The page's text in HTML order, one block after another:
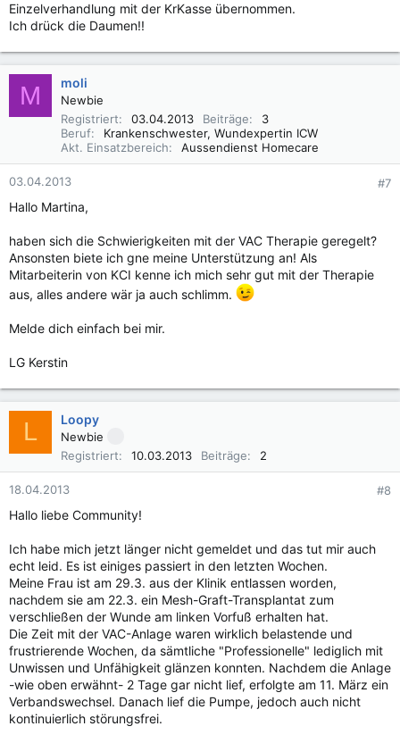
Einzelverhandlung mit der KrKasse übernommen.
Ich drück die Daumen!!
M moli
Newbie
Registriert
03.04.2013 Beiträge
3
Beruf
Krankenschwester, Wundexpertin ICW
Akt. Einsatzbereich
Aussendienst Homecare
03.04.2013 #7
Hallo Martina,
haben sich die Schwierigkeiten mit der VAC Therapie geregelt?
Ansonsten biete ich gne meine Unterstützung an! Als
Mitarbeiterin von KCI kenne ich mich sehr gut mit der Therapie
aus, alles andere wär ja auch schlimm.
Melde dich einfach bei mir.
LG Kerstin
L Loopy
Newbie
Registriert
10.03.2013 Beiträge 2
18.04.2013 #8
Hallo liebe Community!
Ich habe mich jetzt länger nicht gemeldet und das tut mir auch
echt leid. Es ist einiges passiert in den letzten Wochen.
Meine Frau ist am 29.3. aus der Klinik entlassen worden,
nachdem sie am 22.3. ein Mesh-Graft-Transplantat zum
verschließen der Wunde am linken Vorfuß erhalten hat.
Die Zeit mit der VAC-Anlage waren wirklich belastende und
frustrierende Wochen, da sämtliche "Professionelle" lediglich mit
Unwissen und Unfähigkeit glänzen konnten. Nachdem die Anlage
-wie oben erwähnt- 2 Tage gar nicht lief, erfolgte am 11. März ein
Verbandswechsel. Danach lief die Pumpe, jedoch auch nicht
kontinuierlich störungsfrei.